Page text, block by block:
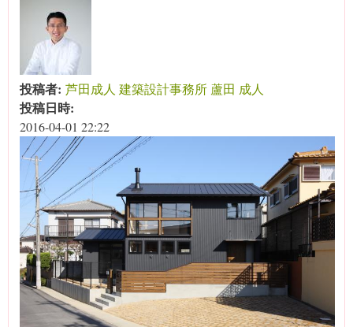
投稿者: 芦田成人 建築設計事務所 蘆田 成人
投稿日時:
2016-04-01 22:22